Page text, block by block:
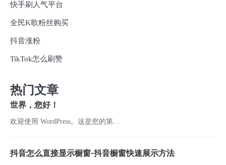
快手刷人气平台
全民K歌粉丝购买
抖音涨粉
TikTok怎么刷赞
热门文章
世界，您好！
欢迎使用 WordPress。这是您的第…
抖音怎么直接显示橱窗-抖音橱窗快速展示方法